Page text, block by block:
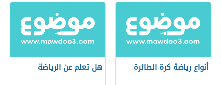
أنواع رياضة كرة الطائرة هل تعلم عن الرياضة